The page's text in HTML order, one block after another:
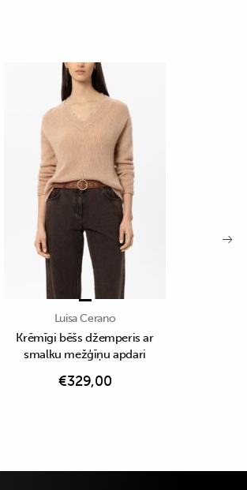
Luisa Cerano
Krēmīgi bēšs džemperis ar
smalku mežģīņu apdari
€329,00